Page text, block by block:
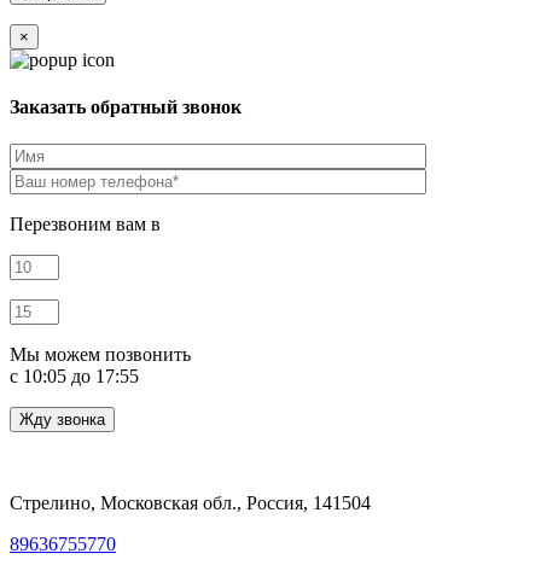
×
Заказать обратный звонок
Перезвоним вам в
Мы можем позвонить
c 10:05 до 17:55
Стрелино, Московская обл., Россия, 141504
89636755770